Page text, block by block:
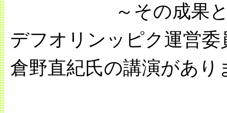
～その成果
デフオリンッピク運営委
倉野直紀氏の講演があり